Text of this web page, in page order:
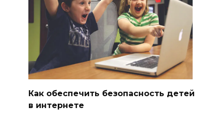
Как обеспечить безопасность детей
в интернете